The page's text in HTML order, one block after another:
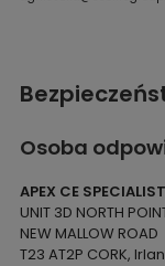
Osoba
APEX CE
UNIT 3D NORTH
NEW MALLOW ROAD
T23 AT2P CORK,